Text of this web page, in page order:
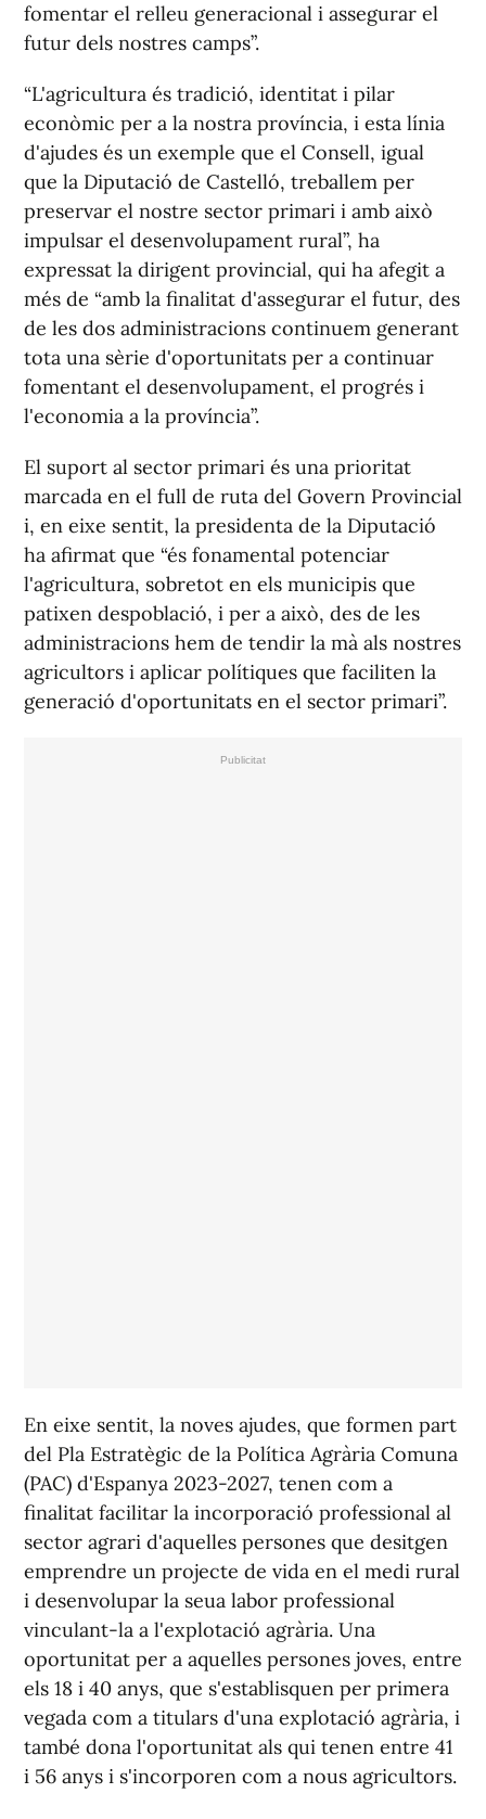
fomentar el relleu generacional i assegurar el
futur dels nostres camps”.
“L'agricultura és tradició, identitat i pilar
econòmic per a la nostra província, i esta línia
d'ajudes és un exemple que el Consell, igual
que la Diputació de Castelló, treballem per
preservar el nostre sector primari i amb això
impulsar el desenvolupament rural”, ha
expressat la dirigent provincial, qui ha afegit a
més de “amb la finalitat d'assegurar el futur, des
de les dos administracions continuem generant
tota una sèrie d'oportunitats per a continuar
fomentant el desenvolupament, el progrés i
l'economia a la província”.
El suport al sector primari és una prioritat
marcada en el full de ruta del Govern Provincial
i, en eixe sentit, la presidenta de la Diputació
ha afirmat que “és fonamental potenciar
l'agricultura, sobretot en els municipis que
patixen despoblació, i per a això, des de les
administracions hem de tendir la mà als nostres
agricultors i aplicar polítiques que faciliten la
generació d'oportunitats en el sector primari”.
En eixe sentit, la noves ajudes, que formen part
del Pla Estratègic de la Política Agrària Comuna
(PAC) d'Espanya 2023-2027, tenen com a
finalitat facilitar la incorporació professional al
sector agrari d'aquelles persones que desitgen
emprendre un projecte de vida en el medi rural
i desenvolupar la seua labor professional
vinculant-la a l'explotació agrària. Una
oportunitat per a aquelles persones joves, entre
els 18 i 40 anys, que s'establisquen per primera
vegada com a titulars d'una explotació agrària, i
també dona l'oportunitat als qui tenen entre 41
i 56 anys i s'incorporen com a nous agricultors.